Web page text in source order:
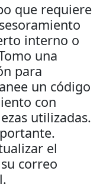
que requiere
interno o
una
para
un código
con
utilizadas.
el
correo